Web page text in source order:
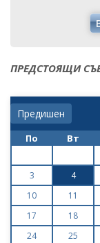
ПРЕДСТОЯЩИ
Предишен
По Вт
3
4
10
11
17
18
24
25